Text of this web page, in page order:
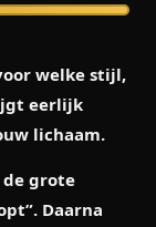
welke stijl,
eerlijk
lichaam.
grote
Daarna